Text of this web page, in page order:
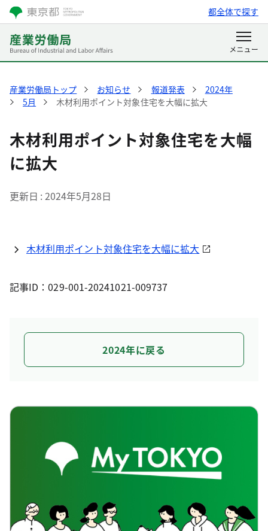
都全体で探す
産業労働局トップ お知らせ 報道発表
2024年
5月
木材利用ポイント対象住宅を大幅に拡大
木材利用ポイント対象住宅を大幅
に拡大
更新日 2024年5月28日
木材利用ポイント対象住宅を大幅に拡大
記事ID：029-001-20241021-009737
2024年に戻る